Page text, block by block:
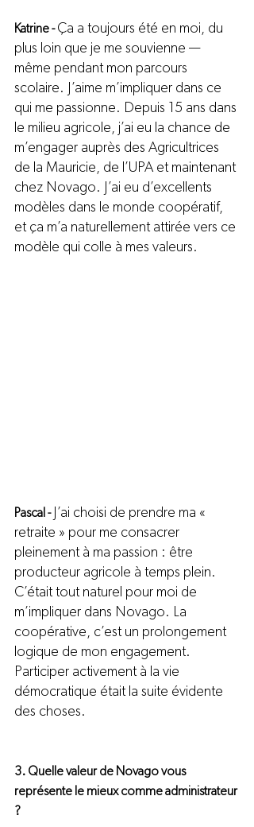
Katrine - Ça a toujours été en moi, du
plus loin que je me souvienne —
même pendant mon parcours
scolaire. J’aime m’impliquer dans ce
qui me passionne. Depuis 15 ans dans
le milieu agricole, j’ai eu la chance de
m’engager auprès des Agricultrices
de la Mauricie, de l’UPA et maintenant
chez Novago. J’ai eu d’excellents
modèles dans le monde coopératif,
et ça m’a naturellement attirée vers ce
modèle qui colle à mes valeurs.
Pascal - J’ai choisi de prendre ma «
retraite » pour me consacrer
pleinement à ma passion : être
producteur agricole à temps plein.
C’était tout naturel pour moi de
m’impliquer dans Novago. La
coopérative, c’est un prolongement
logique de mon engagement.
Participer activement à la vie
démocratique était la suite évidente
des choses.
3. Quelle valeur de Novago vous
représente le mieux comme administrateur
?